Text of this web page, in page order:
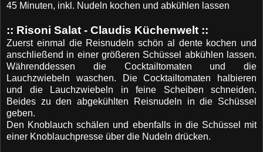
45 Minuten, inkl. Nudeln kochen und abkühlen lassen
:: Risoni Salat - Claudis Küchenwelt ::
Zuerst einmal die Reisnudeln schön al dente kochen und
anschließend in einer größeren Schüssel abkühlen lassen.
Währenddessen die Cocktailtomaten und die
Lauchzwiebeln waschen. Die Cocktailtomaten halbieren
und die Lauchzwiebeln in feine Scheiben schneiden.
Beides zu den abgekühlten Reisnudeln in die Schüssel
geben.
Den Knoblauch schälen und ebenfalls in die Schüssel mit
einer Knoblauchpresse über die Nudeln drücken.